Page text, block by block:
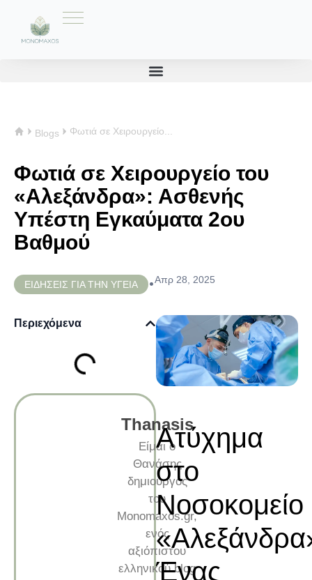
Blogs Φωτιά σε Χειρουργείο...
Φωτιά σε Χειρουργείο του
«Αλεξάνδρα»: Ασθενής
Υπέστη Εγκαύματα 2ου
Βαθμού
ΕΙΔΗΣΕΙΣ ΓΙΑ ΤΗΝ ΥΓΕΙΑ •Απρ 28, 2025
Περιεχόμενα
Thanasis
Είμαι ο
Θανάσης
δημιουργός
του
Monomaxos.gr,
ενός
αξιόπιστου
ελληνικού blog
Ατύχημα
στο
Νοσοκομείο
Ένας